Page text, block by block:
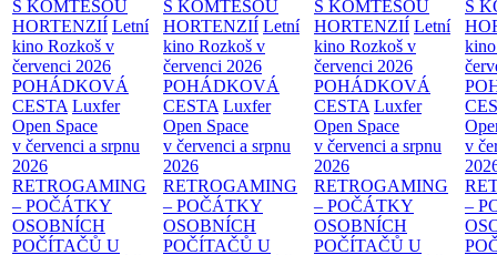
S KOMTESOU
HORTENZIÍ Letní
kino Rozkoš v
červenci 2026
POHÁDKOVÁ
CESTA Luxfer
Open Space
v červenci a srpnu
2026
RETROGAMING
– POČÁTKY
OSOBNÍCH
POČÍTAČŮ U
S KOMTESOU
HORTENZIÍ Letní
kino Rozkoš v
červenci 2026
POHÁDKOVÁ
CESTA Luxfer
Open Space
v červenci a srpnu
2026
RETROGAMING
– POČÁTKY
OSOBNÍCH
POČÍTAČŮ U
S KOMTESOU
HORTENZIÍ Letní
kino Rozkoš v
červenci 2026
POHÁDKOVÁ
CESTA Luxfer
Open Space
v červenci a srpnu
2026
RETROGAMING
– POČÁTKY
OSOBNÍCH
POČÍTAČŮ U
S
v
–